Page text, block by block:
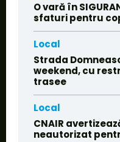
O vară în
sfaturi pentru
Local
Strada
weekend, cu
trasee
Local
CNAIR
neautorizat